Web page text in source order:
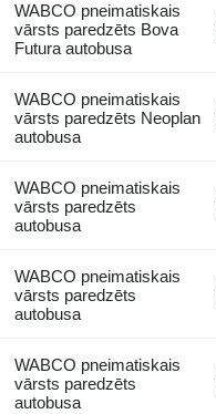
WABCO pneimatiskais
vārsts paredzēts Bova
Futura autobusa
WABCO pneimatiskais
vārsts paredzēts Neoplan
autobusa
WABCO pneimatiskais
vārsts paredzēts
autobusa
WABCO pneimatiskais
vārsts paredzēts
autobusa
WABCO pneimatiskais
vārsts paredzēts
autobusa